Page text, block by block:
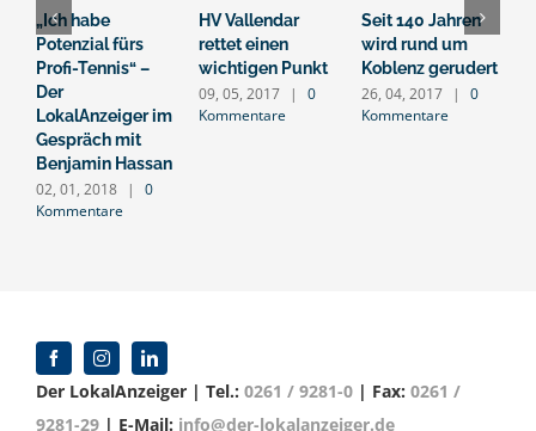
„Ich habe
Potenzial fürs
Profi-Tennis“ –
Der
LokalAnzeiger im
Gespräch mit
Benjamin Hassan
02, 01, 2018 |
0
Kommentare
HV Vallendar
rettet einen
wichtigen Punkt
09, 05, 2017 |
0
Kommentare
Seit 140 Jahren
wird rund um
Koblenz gerudert
26, 04, 2017 |
0
Kommentare
Der LokalAnzeiger | Tel.: 0261 / 9281-0 | Fax: 0261 /
9281-29 | E-Mail: info@der-lokalanzeiger.de